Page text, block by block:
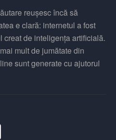
reușesc încă să
e clară: internetul a fost
creat de inteligența artificială.
mult de jumătate din
sunt generate cu ajutorul